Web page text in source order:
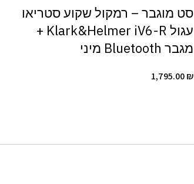
סט מוגבר – רמקול שקוע סטריאו
עגול Klark&Helmer iV6-R +
מגבר Bluetooth מיני
1,795.00₪